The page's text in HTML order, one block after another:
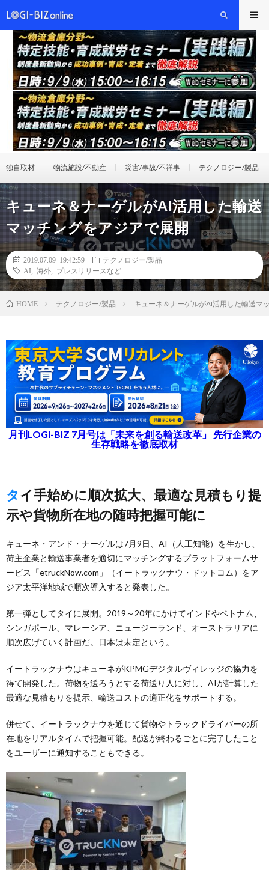
独自取材 物流施設/不動産 災害/事故/不祥事 テクノロジー/製品
キューネ＆ナーゲルがAI活用した輸送
マッチングをアジアで展開
2019.07.09 19:42:59
テクノロジー/製品
AI
海外 プレスリリースなど
HOME テクノロジー/製品 キューネ＆ナーゲルがAI活用した輸送マ
月刊LOGI-BIZ 7月号は「未来を創る輸送改革」 先行企業の
生存戦略を徹底取材
タイ手始めに順次拡大、最適な見積もり提
示や貨物所在地の随時把握可能に
キューネ・アンド・ナーゲルは7月9日、AI（人工知能）を生かし、
荷主企業と輸送事業者を適切にマッチングするプラットフォームサ
ービス「etruckNow.com」（イートラックナウ・ドットコム）をア
ジア太平洋地域で順次導入すると発表した。
第一弾としてタイに展開。2019～20年にかけてインドやベトナム、
シンガポール、マレーシア、ニュージーランド、オーストラリアに
順次広げていく計画だ。日本は未定という。
イートラックナウはキューネがKPMGデジタルヴィレッジの協力を
得て開発した。荷物を送ろうとする荷送り人に対し、AIが計算した
最適な見積もりを提示、輸送コストの適正化をサポートする。
併せて、イートラックナウを通じて貨物やトラックドライバーの所
在地をリアルタイムで把握可能。配送が終わるごとに完了したこと
をユーザーに通知することもできる。